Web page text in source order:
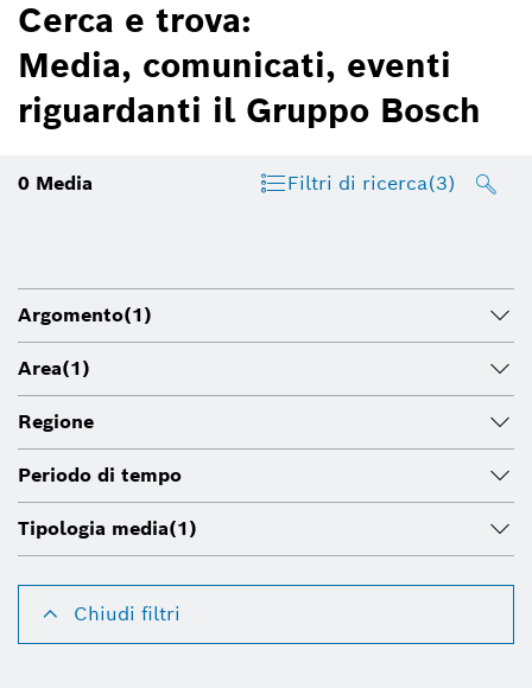
Cerca e trova:
Media, comunicati, eventi
riguardanti il Gruppo Bosch
0 Media Filtri di ricerca(3)
Argomento(1)
Area(1)
Regione
Periodo di tempo
Tipologia media(1)
Chiudi filtri